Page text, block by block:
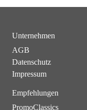
Unternehmen
AGB
Datenschutz
Impressum
Empfehlungen
PromoClassics